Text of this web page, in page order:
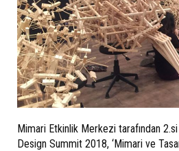
Mimari Etkinlik Merkezi tarafından
Design Summit 2018, ‘Mimari ve